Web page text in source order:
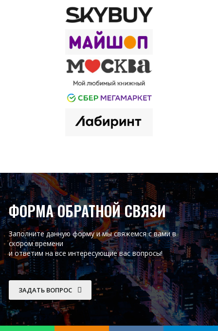
ФОРМА ОБРАТНОЙ СВЯЗИ
Заполните данную форму и мы свяжемся с вами в
скором времени
и ответим на все интересующие вас вопросы!
ЗАДАТЬ ВОПРОС